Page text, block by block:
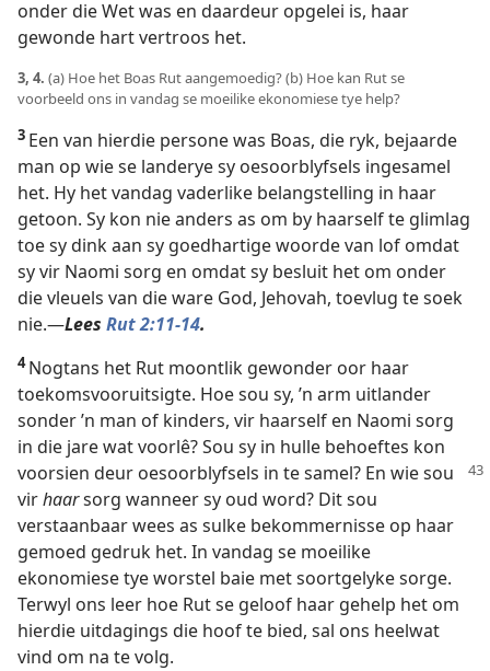
onder die Wet was en daardeur opgelei is, haar
gewonde hart vertroos het.
3, 4. (a) Hoe het Boas Rut aangemoedig? (b) Hoe kan Rut se
voorbeeld ons in vandag se moeilike ekonomiese tye help?
3 Een van hierdie persone was Boas, die ryk, bejaarde
man op wie se landerye sy oesoorblyfsels ingesamel
het. Hy het vandag vaderlike belangstelling in haar
getoon. Sy kon nie anders as om by haarself te glimlag
toe sy dink aan sy goedhartige woorde van lof omdat
sy vir Naomi sorg en omdat sy besluit het om onder
die vleuels van die ware God, Jehovah, toevlug te soek
nie.—Lees Rut 2:11-14.
4Nogtans het Rut moontlik gewonder oor haar
toekomsvooruitsigte. Hoe sou sy, ’n arm uitlander
sonder ’n man of kinders, vir haarself en Naomi sorg
in die jare wat voorlê? Sou sy in hulle behoeftes kon
voorsien deur oesoorblyfsels in te samel? En wie sou
virhaarsorg wanneer sy oud word? Dit sou
verstaanbaar wees as sulke bekommernisse op haar
gemoed gedruk het. In vandag se moeilike
ekonomiese tye worstel baie met soortgelyke sorge.
Terwyl ons leer hoe Rut se geloof haar gehelp het om
hierdie uitdagings die hoof te bied, sal ons heelwat
vind om na te volg.